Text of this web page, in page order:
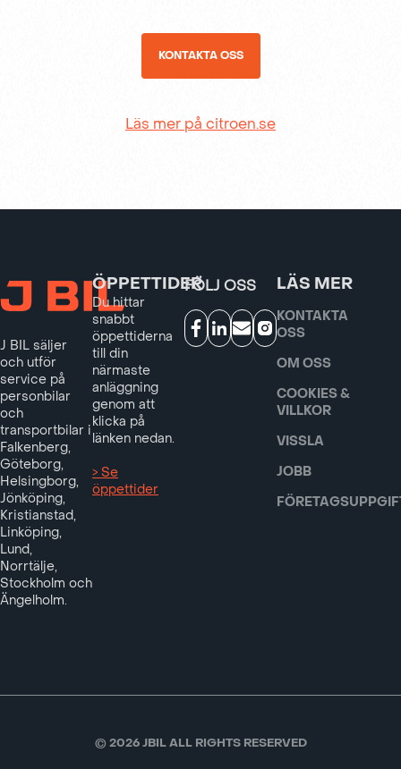
KONTAKTA OSS
Läs mer på citroen.se
J BIL säljer
och utför
service på
personbilar
och
transportbilar i
Falkenberg,
Göteborg,
Helsingborg,
Jönköping,
Kristianstad,
Linköping,
Lund,
Norrtälje,
Stockholm och
Ängelholm.
ÖPPETTIDER
Du hittar
snabbt
öppettiderna
till din
närmaste
anläggning
genom att
klicka på
länken nedan.
> Se
öppettider
FÖLJ OSS LÄS MER
KONTAKTA
OSS
OM OSS
COOKIES &
VILLKOR
VISSLA
JOBB
© 2026 JBIL ALL RIGHTS RESERVED